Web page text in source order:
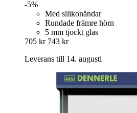
-5%
Med silikonändar
Rundade främre hörn
5 mm tjockt glas
705 kr 743 kr
Leverans till 14. augusti